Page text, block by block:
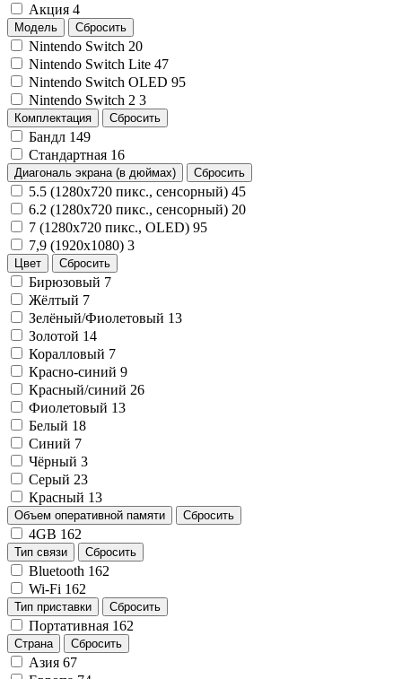
Акция 4
Модель Сбросить
Nintendo Switch 20
Nintendo Switch Lite 47
Nintendo Switch OLED 95
Nintendo Switch 2 3
Комплектация Сбросить
Бандл 149
Стандартная 16
Диагональ экрана (в дюймах) Сбросить
5.5 (1280x720 пикс., сенсорный) 45
6.2 (1280x720 пикс., сенсорный) 20
7 (1280x720 пикс., OLED) 95
7,9 (1920x1080) 3
Цвет Сбросить
Бирюзовый 7
Жёлтый 7
Зелёный/Фиолетовый 13
Золотой 14
Коралловый 7
Красно-синий 9
Красный/синий 26
Фиолетовый 13
Белый 18
Синий 7
Чёрный 3
Серый 23
Красный 13
Объем оперативной памяти Сбросить
4GB 162
Тип связи Сбросить
Bluetooth 162
Wi-Fi 162
Тип приставки Сбросить
Портативная 162
Страна Сбросить
Азия 67